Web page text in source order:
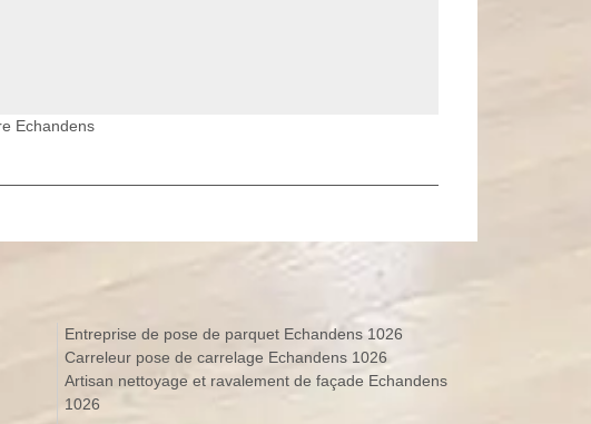
Echandens
Entreprise de pose de parquet Echandens 1026
Carreleur pose de carrelage Echandens 1026
Artisan nettoyage et ravalement de façade Echandens
1026